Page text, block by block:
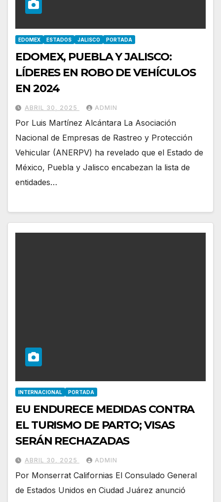
EDOMEX ESTADOS JALISCO PORTADA
EDOMEX, PUEBLA Y JALISCO:
LÍDERES EN ROBO DE VEHÍCULOS
EN 2024
ABRIL 30, 2025 ADMIN
Por Luis Martínez Alcántara La Asociación
Nacional de Empresas de Rastreo y Protección
Vehicular (ANERPV) ha revelado que el Estado de
México, Puebla y Jalisco encabezan la lista de
entidades…
INTERNACIONAL PORTADA
EU ENDURECE MEDIDAS CONTRA
EL TURISMO DE PARTO; VISAS
SERÁN RECHAZADAS
ABRIL 30, 2025 ADMIN
Por Monserrat Californias El Consulado General
de Estados Unidos en Ciudad Juárez anunció